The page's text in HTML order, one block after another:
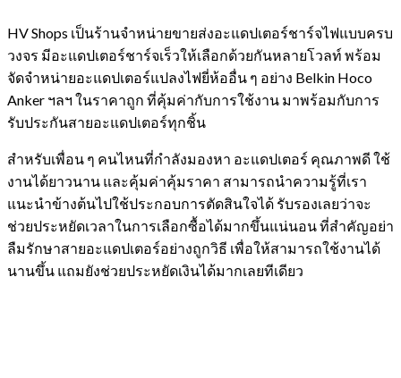
HV Shops เป็นร้านจำหน่ายขายส่งอะแดปเตอร์ชาร์จไฟแบบครบ
วงจร มีอะแดปเตอร์ชาร์จเร็วให้เลือกด้วยกันหลายโวลท์ พร้อม
จัดจำหน่ายอะแดปเตอร์แปลงไฟยี่ห้ออื่น ๆ อย่าง Belkin Hoco
Anker ฯลฯ ในราคาถูก ที่คุ้มค่ากับการใช้งาน มาพร้อมกับการ
รับประกันสายอะแดปเตอร์ทุกชิ้น
สำหรับเพื่อน ๆ คนไหนที่กำลังมองหา อะแดปเตอร์ คุณภาพดี ใช้
งานได้ยาวนาน และคุ้มค่าคุ้มราคา สามารถนำความรู้ที่เรา
แนะนำข้างต้นไปใช้ประกอบการตัดสินใจได้ รับรองเลยว่าจะ
ช่วยประหยัดเวลาในการเลือกซื้อได้มากขึ้นแน่นอน ที่สำคัญอย่า
ลืมรักษาสายอะแดปเตอร์อย่างถูกวิธี เพื่อให้สามารถใช้งานได้
นานขึ้น แถมยังช่วยประหยัดเงินได้มากเลยทีเดียว